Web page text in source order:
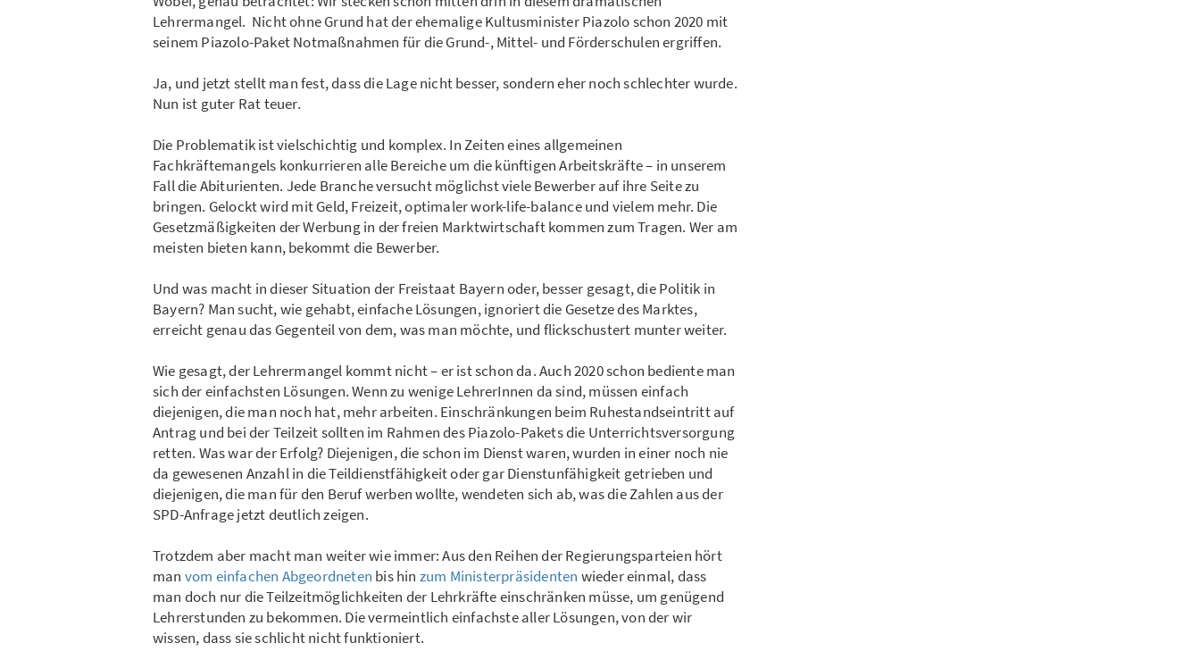
Lehrermangel. Nicht ohne Grund hat der ehemalige Kultusminister Piazolo schon 2020 mit
seinem Piazolo-Paket Notmaßnahmen für die Grund-, Mittel- und Förderschulen ergriffen.
Ja, und jetzt stellt man fest, dass die Lage nicht besser, sondern eher noch schlechter wurde.
Nun ist guter Rat teuer.
Die Problematik ist vielschichtig und komplex. In Zeiten eines allgemeinen
Fachkräftemangels konkurrieren alle Bereiche um die künftigen Arbeitskräfte – in unserem
Fall die Abiturienten. Jede Branche versucht möglichst viele Bewerber auf ihre Seite zu
bringen. Gelockt wird mit Geld, Freizeit, optimaler work-life-balance und vielem mehr. Die
Gesetzmäßigkeiten der Werbung in der freien Marktwirtschaft kommen zum Tragen. Wer am
meisten bieten kann, bekommt die Bewerber.
Und was macht in dieser Situation der Freistaat Bayern oder, besser gesagt, die Politik in
Bayern? Man sucht, wie gehabt, einfache Lösungen, ignoriert die Gesetze des Marktes,
erreicht genau das Gegenteil von dem, was man möchte, und flickschustert munter weiter.
Wie gesagt, der Lehrermangel kommt nicht – er ist schon da. Auch 2020 schon bediente man
sich der einfachsten Lösungen. Wenn zu wenige LehrerInnen da sind, müssen einfach
diejenigen, die man noch hat, mehr arbeiten. Einschränkungen beim Ruhestandseintritt auf
Antrag und bei der Teilzeit sollten im Rahmen des Piazolo-Pakets die Unterrichtsversorgung
retten. Was war der Erfolg? Diejenigen, die schon im Dienst waren, wurden in einer noch nie
da gewesenen Anzahl in die Teildienstfähigkeit oder gar Dienstunfähigkeit getrieben und
diejenigen, die man für den Beruf werben wollte, wendeten sich ab, was die Zahlen aus der
SPD-Anfrage jetzt deutlich zeigen.
Trotzdem aber macht man weiter wie immer: Aus den Reihen der Regierungsparteien hört
man vom einfachen Abgeordneten bis hin zum Ministerpräsidenten wieder einmal, dass
man doch nur die Teilzeitmöglichkeiten der Lehrkräfte einschränken müsse, um genügend
Lehrerstunden zu bekommen. Die vermeintlich einfachste aller Lösungen, von der wir
wissen, dass sie schlicht nicht funktioniert.